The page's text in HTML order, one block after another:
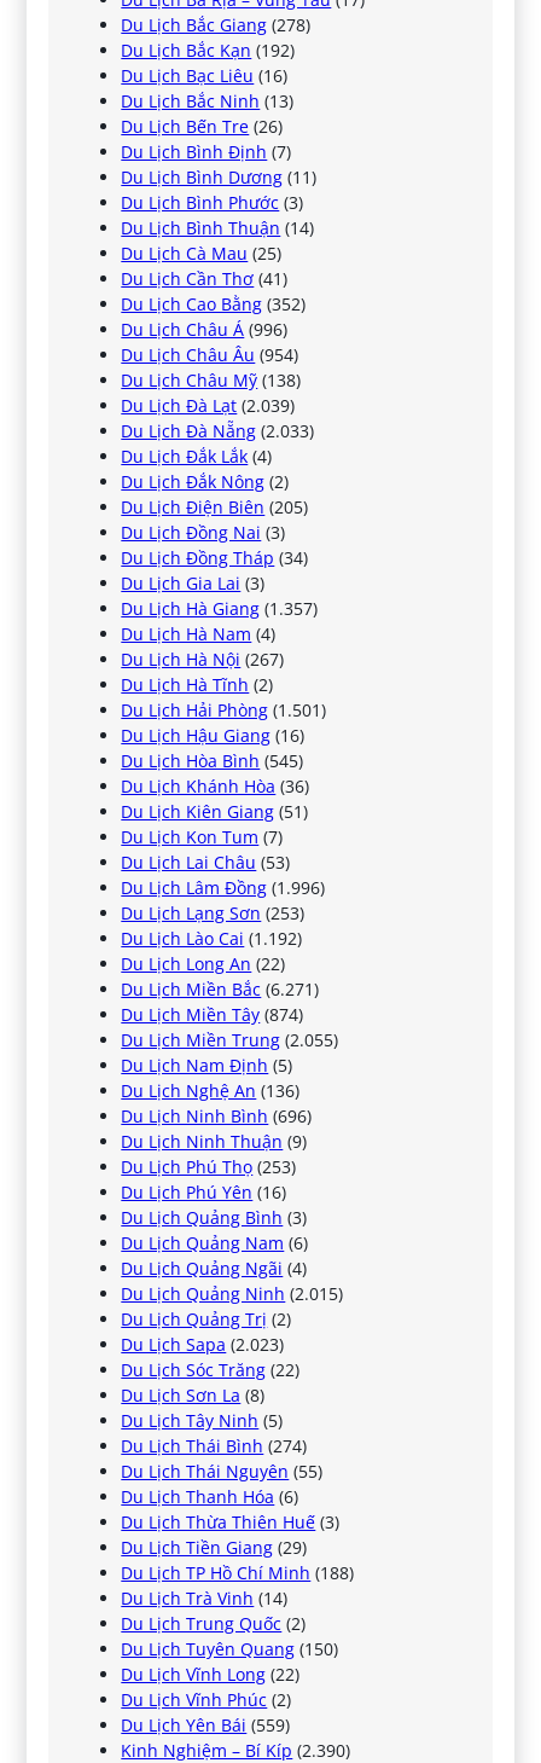
Du Lịch Bắc Giang (278)
Du Lịch Bắc Kạn (192)
Du Lịch Bạc Liêu (16)
Du Lịch Bắc Ninh (13)
Du Lịch Bến Tre (26)
Du Lịch Bình Định (7)
Du Lịch Bình Dương (11)
Du Lịch Bình Phước (3)
Du Lịch Bình Thuận (14)
Du Lịch Cà Mau (25)
Du Lịch Cần Thơ (41)
Du Lịch Cao Bằng (352)
Du Lịch Châu Á (996)
Du Lịch Châu Âu (954)
Du Lịch Châu Mỹ (138)
Du Lịch Đà Lạt (2.039)
Du Lịch Đà Nẵng (2.033)
Du Lịch Đắk Lắk (4)
Du Lịch Đắk Nông (2)
Du Lịch Điện Biên (205)
Du Lịch Đồng Nai (3)
Du Lịch Đồng Tháp (34)
Du Lịch Gia Lai (3)
Du Lịch Hà Giang (1.357)
Du Lịch Hà Nam (4)
Du Lịch Hà Nội (267)
Du Lịch Hà Tĩnh (2)
Du Lịch Hải Phòng (1.501)
Du Lịch Hậu Giang (16)
Du Lịch Hòa Bình (545)
Du Lịch Khánh Hòa (36)
Du Lịch Kiên Giang (51)
Du Lịch Kon Tum (7)
Du Lịch Lai Châu (53)
Du Lịch Lâm Đồng (1.996)
Du Lịch Lạng Sơn (253)
Du Lịch Lào Cai (1.192)
Du Lịch Long An (22)
Du Lịch Miền Bắc (6.271)
Du Lịch Miền Tây (874)
Du Lịch Miền Trung (2.055)
Du Lịch Nam Định (5)
Du Lịch Nghệ An (136)
Du Lịch Ninh Bình (696)
Du Lịch Ninh Thuận (9)
Du Lịch Phú Thọ (253)
Du Lịch Phú Yên (16)
Du Lịch Quảng Bình (3)
Du Lịch Quảng Nam (6)
Du Lịch Quảng Ngãi (4)
Du Lịch Quảng Ninh (2.015)
Du Lịch Quảng Trị (2)
Du Lịch Sapa (2.023)
Du Lịch Sóc Trăng (22)
Du Lịch Sơn La (8)
Du Lịch Tây Ninh (5)
Du Lịch Thái Bình (274)
Du Lịch Thái Nguyên (55)
Du Lịch Thanh Hóa (6)
Du Lịch Thừa Thiên Huế (3)
Du Lịch Tiền Giang (29)
Du Lịch TP Hồ Chí Minh (188)
Du Lịch Trà Vinh (14)
Du Lịch Trung Quốc (2)
Du Lịch Tuyên Quang (150)
Du Lịch Vĩnh Long (22)
Du Lịch Vĩnh Phúc (2)
Du Lịch Yên Bái (559)
Kinh Nghiệm – Bí Kíp (2.390)